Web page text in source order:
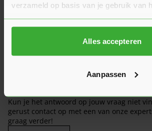
verzameld op basis van je gebruik van
Alles accepteren
Aanpassen
review achter, zo help je anderen met
dragen we samen bij aan een nog beter
Hier vind je antwoorden op de meest
Kun je het antwoord op jouw vraag niet
gerust contact op met een van onze
graag verder!